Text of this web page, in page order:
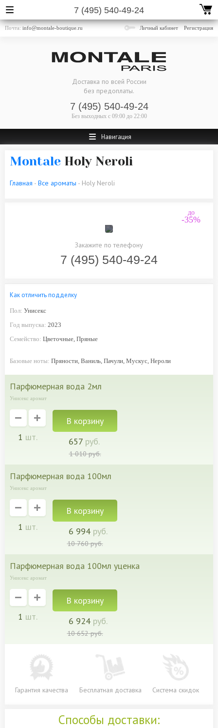
7 (495) 540-49-24
Почта: info@montale-boutique.ru Личный кабинет Регистрация
Доставка по всей России
без предоплаты.
7 (495) 540-49-24
Без выходных с 09:00 до 22:00
Навигация
Montale Holy Neroli
Главная - Все ароматы - Holy Neroli
до
-35%
Закажите по телефону
7 (495) 540-49-24
Как отличить подделку
Пол: Унисекс
Год выпуска: 2023
Семейство: Цветочные, Пряные
Базовые ноты: Пряности, Ваниль, Пачули, Мускус, Нероли
парфюмерная вода 2мл
Унисекс аромат
1 шт. 657 руб.
1 010руб.
парфюмерная вода 100мл
Унисекс аромат
1 шт. 6 994 руб.
10 760руб.
парфюмерная вода 100мл уценка
Унисекс аромат
1 шт. 6 924 руб.
10 652руб.
Гарантия качества Бесплатная доставка Система скидок
Способы доставки: